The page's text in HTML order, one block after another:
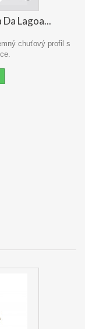
Lagoa...
chuťový profil s